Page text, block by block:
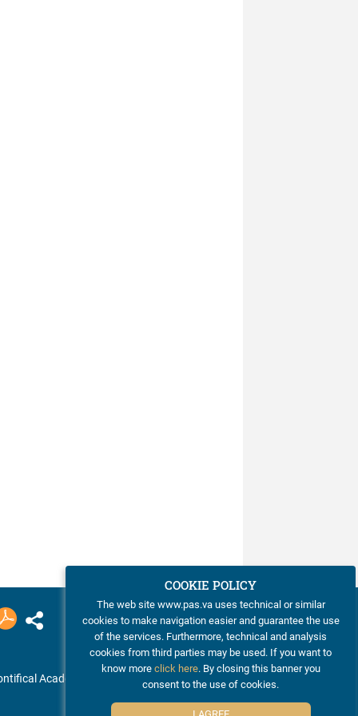
Academy of Sciences
COOKIE POLICY
The web site www.pas.va uses technical or similar
cookies to make navigation easier and guarantee the use
of the services. Furthermore, technical and analysis
cookies from third parties may be used. If you want to
know moreclick here. By closing this banner you
consent to the use of cookies.